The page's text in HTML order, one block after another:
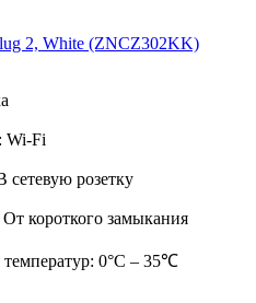
2, White (ZNCZ302KK)
Wi-Fi
сетевую розетку
От короткого замыкания
0°C – 35℃